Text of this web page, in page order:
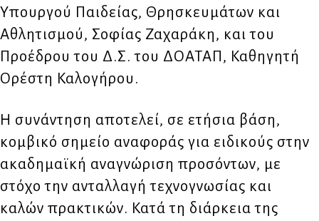
Υπουργού Παιδείας, Θρησκευμάτων και
Αθλητισμού, Σοφίας Ζαχαράκη, και του
Προέδρου του Δ.Σ. του ΔΟΑΤΑΠ, Καθηγητή
Ορέστη Καλογήρου.
Η συνάντηση αποτελεί, σε ετήσια βάση,
κομβικό σημείο αναφοράς για ειδικούς στην
ακαδημαϊκή αναγνώριση προσόντων, με
στόχο την ανταλλαγή τεχνογνωσίας και
καλών πρακτικών. Κατά τη διάρκεια της